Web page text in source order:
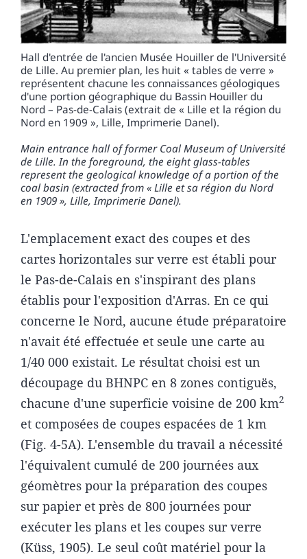
Hall d'entrée de l'ancien Musée Houiller de l'Université
de Lille. Au premier plan, les huit « tables de verre »
représentent chacune les connaissances géologiques
d'une portion géographique du Bassin Houiller du
Nord – Pas-de-Calais (extrait de « Lille et la région du
Nord en 1909 », Lille, Imprimerie Danel).
Main entrance hall of former Coal Museum of Université
de Lille. In the foreground, the eight glass-tables
represent the geological knowledge of a portion of the
coal basin (extracted from « Lille et sa région du Nord
en 1909 », Lille, Imprimerie Danel).
L'emplacement exact des coupes et des
cartes horizontales sur verre est établi pour
le Pas-de-Calais en s'inspirant des plans
établis pour l'exposition d'Arras. En ce qui
concerne le Nord, aucune étude préparatoire
n'avait été effectuée et seule une carte au
1/40 000 existait. Le résultat choisi est un
découpage du BHNPC en 8 zones contiguës,
chacune d'une superficie voisine de 200 km2
et composées de coupes espacées de 1 km
(Fig. 4-5A). L'ensemble du travail a nécessité
l'équivalent cumulé de 200 journées aux
géomètres pour la préparation des coupes
sur papier et près de 800 journées pour
exécuter les plans et les coupes sur verre
(Küss, 1905). Le seul coût matériel pour la